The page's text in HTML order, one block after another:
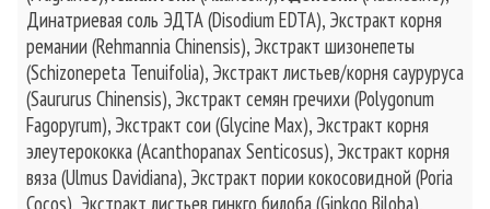
Динатриевая соль ЭДТА (Disodium EDTA), Экстракт корня
ремании (Rehmannia Chinensis), Экстракт шизонепеты
(Schizonepeta Tenuifolia), Экстракт листьев/корня сауруруса
(Saururus Chinensis), Экстракт семян гречихи (Polygonum
Fagopyrum), Экстракт сои (Glycine Max), Экстракт корня
элеутерококка (Acanthopanax Senticosus), Экстракт корня
вяза (Ulmus Davidiana), Экстракт пории кокосовидной (Poria
Cocos), Экстракт листьев гинкго билоба (Ginkgo Biloba),